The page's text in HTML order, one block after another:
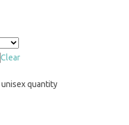
Clear
unisex quantity